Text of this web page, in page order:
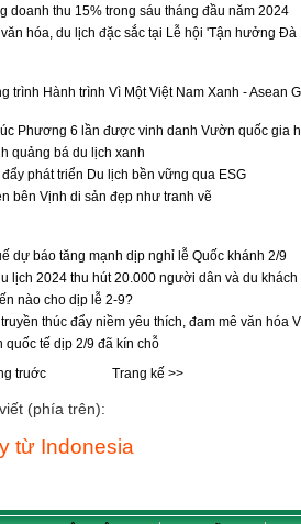
doanh thu 15% trong sáu tháng đầu năm 2024
hóa, du lịch đặc sắc tại Lễ hội 'Tận hưởng Đà
trình Hành trình Vì Một Việt Nam Xanh - Asean
Phương 6 lần được vinh danh Vườn quốc gia
quảng bá du lịch xanh
phát triển Du lịch bền vững qua ESG
bên Vịnh di sản đẹp như tranh vẽ
dự báo tăng mạnh dịp nghỉ lễ Quốc khánh 2/9
lịch 2024 thu hút 20.000 người dân và du khách
nào cho dịp lễ 2-9?
thúc đẩy niềm yêu thích, đam mê văn hóa
quốc tế dịp 2/9 đã kín chỗ
truớc
Trang kế >>
(phía trên):
từ Indonesia